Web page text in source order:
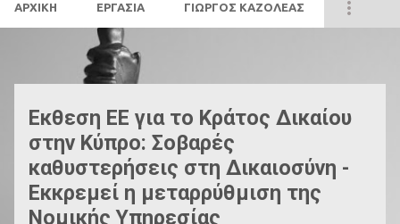
ΑΡΧΙΚΗ ΕΡΓΑΣΙΑ ΓΙΩΡΓΟΣ ΚΑΖΟΛΕΑΣ
Εκθεση ΕΕ για το Κράτος Δικαίου
στην Κύπρο: Σοβαρές
καθυστερήσεις στη Δικαιοσύνη -
Εκκρεμεί η μεταρρύθμιση της
Νομικής Υπηρεσίας